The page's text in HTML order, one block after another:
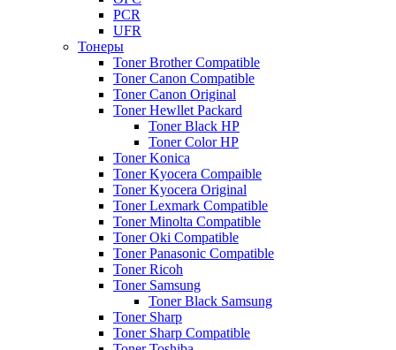
PCR
UFR
Тонеры
Toner Brother Compatible
Toner Canon Compatible
Toner Canon Original
Toner Hewllet Packard
Toner Black HP
Toner Color HP
Toner Konica
Toner Kyocera Compaible
Toner Kyocera Original
Toner Lexmark Compatible
Toner Minolta Compatible
Toner Oki Compatible
Toner Panasonic Compatible
Toner Ricoh
Toner Samsung
Toner Black Samsung
Toner Sharp
Toner Sharp Compatible